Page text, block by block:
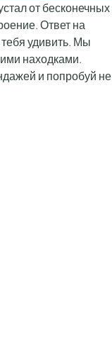
от бесконечных
Ответ на
удивить. Мы
находками.
и попробуй не